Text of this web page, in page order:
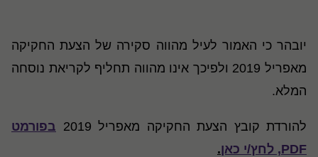
יובהר כי האמור לעיל מהווה סקירה של הצעת החקיקה
מאפריל 2019 ולפיכך אינו מהווה תחליף לקריאת נוסחה
המלא.
להורדת קובץ הצעת החקיקה מאפריל 2019
בפורמט
PDF, לחץ/י כאן
.